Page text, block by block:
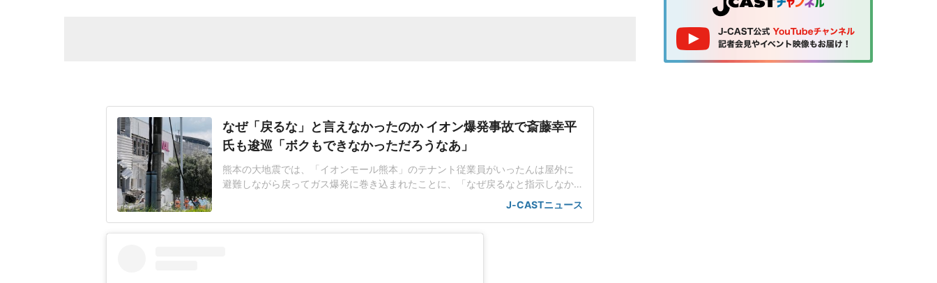
なぜ「戻るな」と言えなかったのか イオン爆発事故で斎藤幸平
氏も逡巡「ボクもできなかっただろうなあ」
熊本の大地震では、「イオンモール熊本」のテナント従業員がいったんは屋外に
避難しながら戻ってガス爆発に巻き込まれたことに、「なぜ戻るなと指示しなか
ったのか」と会社や上司が非難されているが、「ボクもできなかっただろうな
あ」と語ったのは東京大大学院准教授の斎藤幸平さんだ。「結果からしたら、あ
J-CASTニュース